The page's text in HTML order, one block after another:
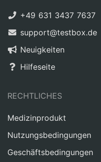
+49 631 3437 7637
support@testbox.de
Neuigkeiten
Hilfeseite
RECHTLICHES
Medizinprodukt
Nutzungsbedingungen
Geschäftsbedingungen